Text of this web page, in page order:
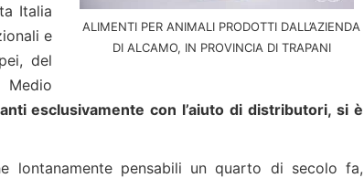
ALIMENTI PER ANIMALI PRODOTTI DALL’AZIENDA
DI ALCAMO, IN PROVINCIA DI TRAPANI
Italia
e
del
esclusivamente con l’aiuto di distributori, si è
lontanamente pensabili un quarto di secolo fa,